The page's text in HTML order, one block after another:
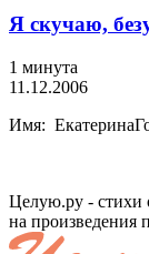
Я скучаю,
1 минута
11.12.2006
Имя:
Целую.ру - стихи
на произведения